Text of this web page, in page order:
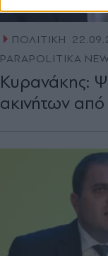
ΠΟΛΙΤΙΚΗ
PARAPOLITIKA
Κυρανάκης:
ακινήτων